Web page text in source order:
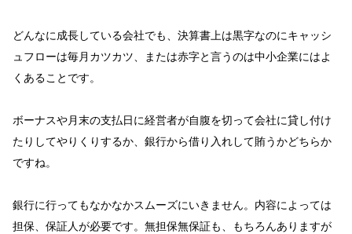
どんなに成長している会社でも、決算書上は黒字なのにキャッシ
ュフローは毎月カツカツ、または赤字と言うのは中小企業にはよ
くあることです。
ボーナスや月末の支払日に経営者が自腹を切って会社に貸し付け
たりしてやりくりするか、銀行から借り入れして賄うかどちらか
ですね。
銀行に行ってもなかなかスムーズにいきません。内容によっては
担保、保証人が必要です。無担保無保証も、もちろんありますが